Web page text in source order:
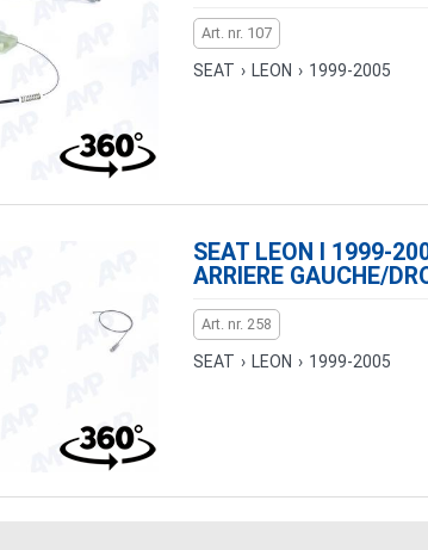
Art. nr. 107
SEAT › LEON › 1999-2005
SEAT LEON I 1999-
ARRIERE GAUCHE/
Art. nr. 258
SEAT › LEON › 1999-2005